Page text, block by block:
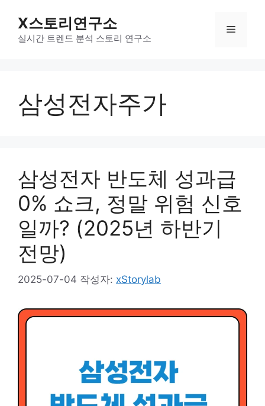
X스토리연구소
실시간 트렌드 분석 스토리 연구소
메
삼성전자주가
삼성전자 반도체 성과급
0% 쇼크, 정말 위험 신호
일까? (2025년 하반기
전망)
2025-07-04 작성자: xStorylab